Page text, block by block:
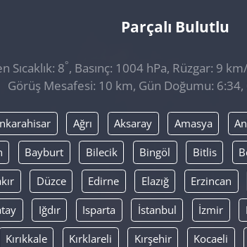
Parçalı Bulutlu
Sıcaklık: 8°, Basınç: 1004 hPa, Rüzgar: 9
Görüş Mesafesi: 10 km, Gün Doğumu: 6:34,
Ağrı Aksaray Amasya
Bayburt Bilecik Bingöl Bitlis
Düzce Edirne Elazığ Erzincan
Iğdır Isparta İstanbul İzmir
Kırıkkale Kırklareli Kırşehir Kocaeli